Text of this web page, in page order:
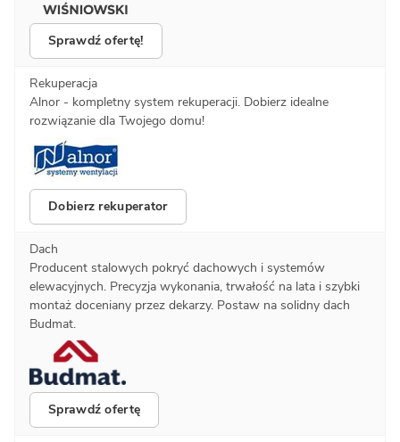
Sprawdź ofertę!
Rekuperacja
Alnor - kompletny system rekuperacji. Dobierz idealne
rozwiązanie dla Twojego domu!
Dobierz rekuperator
Dach
Producent stalowych pokryć dachowych i systemów
elewacyjnych. Precyzja wykonania, trwałość na lata i szybki
montaż doceniany przez dekarzy. Postaw na solidny dach
Budmat.
Sprawdź ofertę